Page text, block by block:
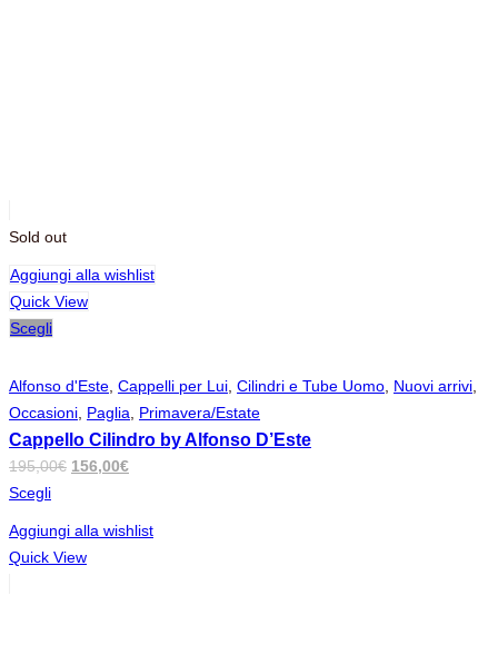
Sold out
Aggiungi alla wishlist
Quick View
Scegli
Alfonso d'Este, Cappelli per Lui, Cilindri e Tube Uomo, Nuovi arrivi,
Occasioni, Paglia, Primavera/Estate
Cappello Cilindro by Alfonso D’Este
195,00€ Il
156,00€Il
Scegli
Aggiungi alla wishlist
Quick View